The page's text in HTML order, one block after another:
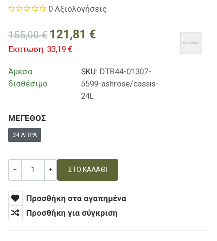
0 Αξιολογήσεις
155,00 € 121,81 €
Έκπτωση: 33,19 €
Άμεσα
διαθέσιμο
SKU: DTR44-01307-
5599-ashrose/cassis-
24L
ΜΕΓΕΘΟΣ
24 ΛΊΤΡΑ
Ποσότητα
Προσθήκη στα αγαπημένα
Προσθήκη για σύγκριση